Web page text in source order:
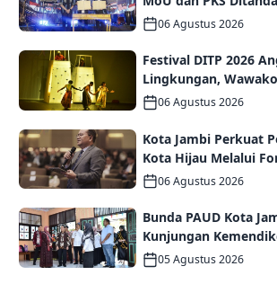
Gala Dinner GCMC
06 Agustus 2026
Festival DITP 2026
Lingkungan,
Karya Seniman Jambi
06 Agustus 2026
Kota Jambi Perkuat
Kota Hijau Melalui
Internasional IMT-GT
06 Agustus 2026
Bunda PAUD Kota
Kunjungan
Kolaborasi Wujudkan
Berkualitas dan
05 Agustus 2026